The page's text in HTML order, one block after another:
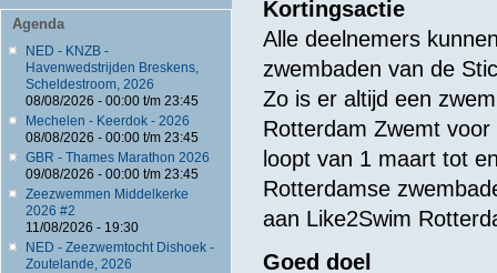
Agenda
NED - KNZB -
Havenwedstrijden Breskens,
Scheldestroom, 2026
08/08/2026 - 00:00t/m 23:45
Mechelen - Keerdok - 2026
08/08/2026 - 00:00t/m 23:45
GBR - Thames Marathon 2026
09/08/2026 - 00:00t/m 23:45
Zeezwemmen Middelkerke
2026 #2
11/08/2026 - 19:30
NED - Zeezwemtocht Dishoek -
Zoutelande, 2026
Kortingsactie
Alle deelnemers
zwembaden van de
Zo is er altijd een
Rotterdam Zwemt
loopt van 1 maart tot
Rotterdamse
aan Like2Swim
Goed doel